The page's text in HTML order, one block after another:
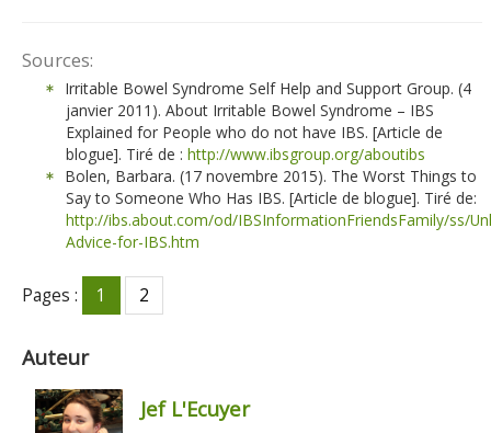
Sources:
Irritable Bowel Syndrome Self Help and Support Group. (4
janvier 2011). About Irritable Bowel Syndrome – IBS
Explained for People who do not have IBS. [Article de
blogue]. Tiré de : http://www.ibsgroup.org/aboutibs
Bolen, Barbara. (17 novembre 2015). The Worst Things to
Say to Someone Who Has IBS. [Article de blogue]. Tiré de:
http://ibs.about.com/od/IBSInformationFriendsFamily/ss/
Advice-for-IBS.htm
Pages : 1 2
Auteur
Jef L'Ecuyer